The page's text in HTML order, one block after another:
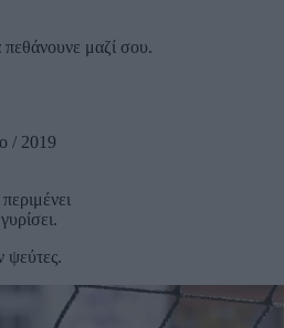
μαζί σου.
/ 2019
ψεύτες.